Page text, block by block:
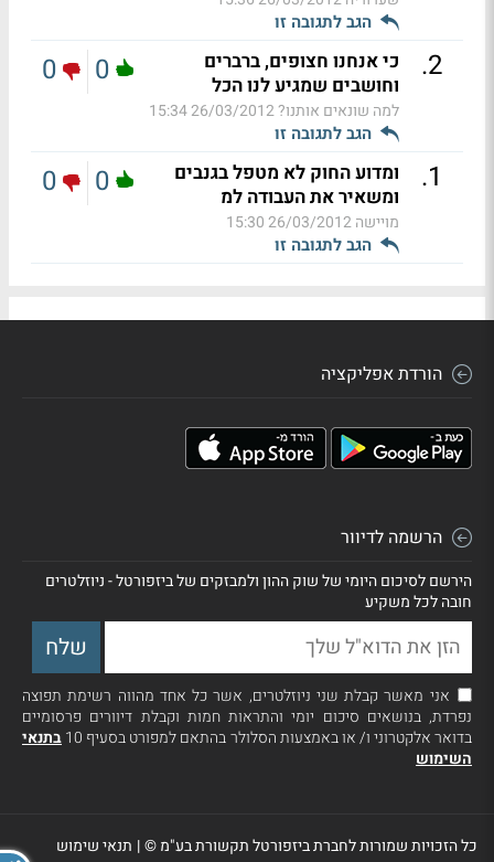
הגב לתגובה זו
2
.
כי אנחנו חצופים, ברברים
וחושבים שמגיע לנו הכל
למה שונאים אותנו?26/03/2012 15:34
הגב לתגובה זו
0
0
1
.
ומדוע החוק לא מטפל בגנבים
ומשאיר את העבודה למ
מויישה26/03/2012 15:30
הגב לתגובה זו
0
0
הורדת אפליקציה
הרשמה לדיוור
הירשם לסיכום היומי של שוק ההון ולמבזקים של ביזפורטל - ניוזלטרים
חובה לכל משקיע
אני מאשר קבלת שני ניוזלטרים, אשר כל אחד מהווה רשימת תפוצה
נפרדת, בנושאים סיכום יומי והתראות חמות וקבלת דיוורים פרסומיים
בדואר אלקטרוני ו/ או באמצעות הסלולר בהתאם למפורט בסעיף 10
בתנאי
השימוש
כל הזכויות שמורות לחברת ביזפורטל תקשורת בע"מ ©| תנאי שימוש